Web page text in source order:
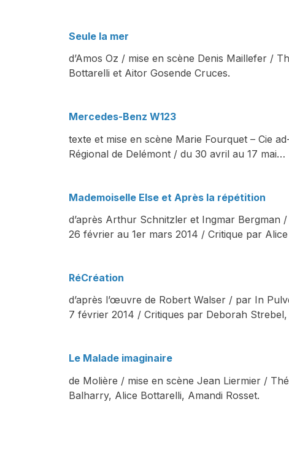
Seule la mer
d’Amos Oz / mise en scène Denis Maillefer /
Bottarelli et Aitor Gosende Cruces.
Mercedes-Benz W123
texte et mise en scène Marie Fourquet – Cie
Régional de Delémont / du 30 avril au 17 mai…
Mademoiselle Else et Après la répétition
d’après Arthur Schnitzler et Ingmar Bergman
26 février au 1er mars 2014 / Critique par
RéCréation
d’après l’œuvre de Robert Walser / par In
7 février 2014 / Critiques par Deborah
Le Malade imaginaire
de Molière / mise en scène Jean Liermier /
Balharry, Alice Bottarelli, Amandi Rosset.